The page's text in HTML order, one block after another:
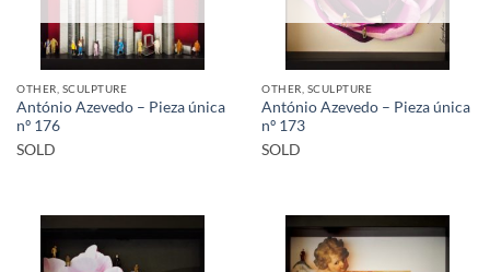
OTHER, SCULPTURE
António Azevedo – Pieza única
nº 176
SOLD
OTHER, SCULPTURE
António Azevedo – Pieza única
nº 173
SOLD